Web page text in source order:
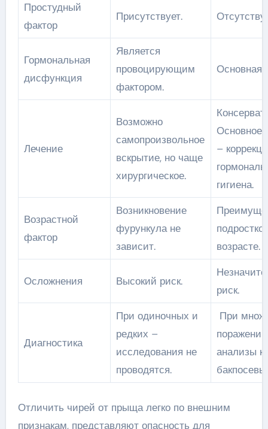
Простудный
фактор
Присутствует.
Гормональная
дисфункция
Является
провоцирующим
фактором.
Основная
Лечение
Возможно
самопроизвольное
вскрытие, но чаще
хирургическое.
Основное
–
гигиена.
Возрастной
фактор
Возникновение
фурункула не
зависит.
возрасте.
Осложнения Высокий риск.
риск.
Диагностика
При одиночных и
редких –
исследования не
проводятся.
При
анализы
бакпосевы.
Отличить чирей от прыща легко по внешним
признакам, представляют опасность для